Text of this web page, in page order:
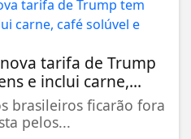
tarifa de Trump
e inclui carne,...
brasileiros ficarão fora
pelos...